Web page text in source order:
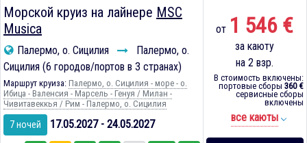
Морской круиз на лайнере MSC
Musica
Палермо, о. Сицилия
Палермо, о.
Сицилия (6 городов/портов в 3 странах)
Маршрут круиза: Палермо, о. Сицилия - море - о.
Ибица - Валенсия - Марсель - Генуя / Милан -
Чивитавеккья / Рим - Палермо, о. Сицилия
7 ночей 17.05.2027 - 24.05.2027
от 1 546 €
за каюту
на 2 взр.
В стоимость включены:
портовые сборы 360 €
сервисные сборы
включены
все каюты